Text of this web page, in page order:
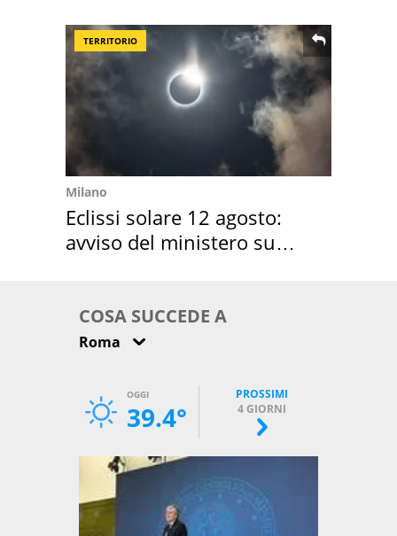
TERRITORIO
Milano
Eclissi solare 12 agosto:
avviso del ministero su